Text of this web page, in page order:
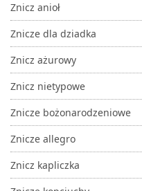
Znicz anioł
Znicze dla dziadka
Znicz ażurowy
Znicz nietypowe
Znicze bożonarodzeniowe
Znicze allegro
Znicz kapliczka